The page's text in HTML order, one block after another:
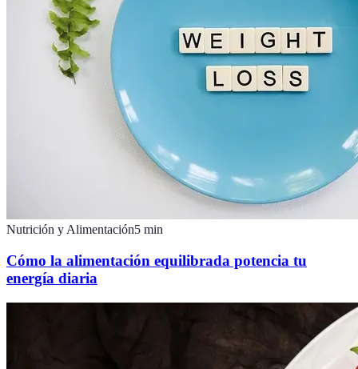
Nutrición y Alimentación5 min
Cómo la alimentación equilibrada potencia tu
energía diaria